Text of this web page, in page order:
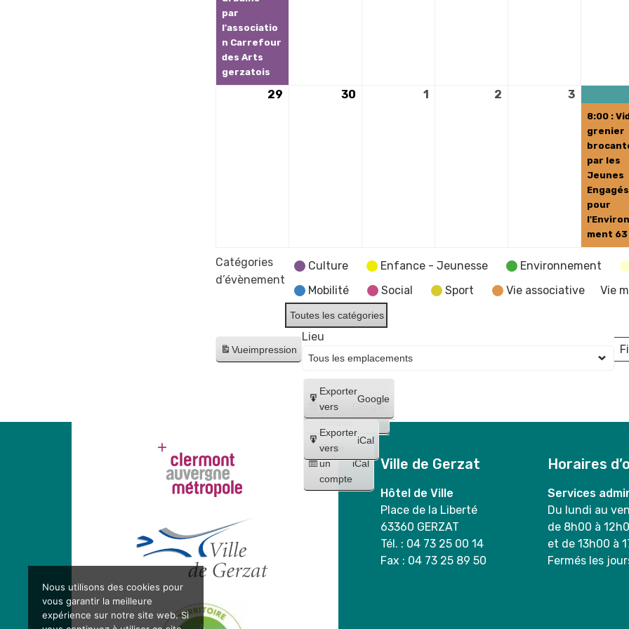
par
l'associatio
n Carrefour
des Arts
gerzatois
29 30 1 2 3
juillet
2026
8:00 :
grenier
par les
Jeunes
Engagés
pour
ment 63
Catégories
d’évènement
Culture Enfance - Jeunesse Environnement
Mobilité
Social Sport Vie associative Vie
Toutes les catégories
Vueimpression
Créer
un
compte
Google
Créer
un
compte
iCal
Exporter
vers
Google
Exporter
vers
iCal
Lieu
Ville de Gerzat
Hôtel de Ville
Place de la Liberté
63360 GERZAT
Tél. : 04 73 25 00 14
Fax : 04 73 25 89 50
Horaires
Services
Du lundi au
de 8h00 à
et de 13h00 à
Fermés les
Nous utilisons des cookies pour
vous garantir la meilleure
expérience sur notre site web. Si